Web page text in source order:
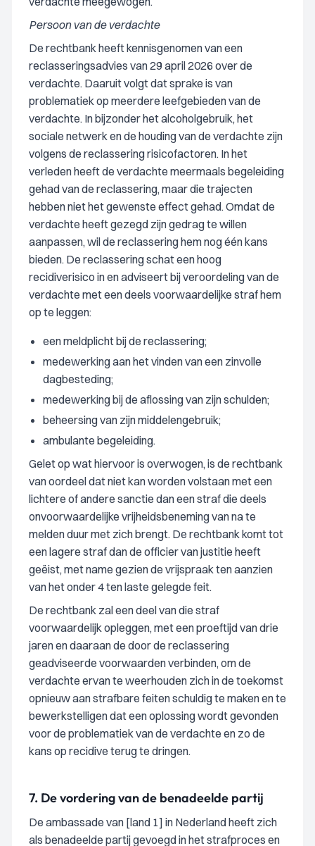
Persoon van de verdachte
De rechtbank heeft kennisgenomen van een
reclasseringsadvies van 29 april 2026 over de
verdachte. Daaruit volgt dat sprake is van
problematiek op meerdere leefgebieden van de
verdachte. In bijzonder het alcoholgebruik, het
sociale netwerk en de houding van de verdachte zijn
volgens de reclassering risicofactoren. In het
verleden heeft de verdachte meermaals begeleiding
gehad van de reclassering, maar die trajecten
hebben niet het gewenste effect gehad. Omdat de
verdachte heeft gezegd zijn gedrag te willen
aanpassen, wil de reclassering hem nog één kans
bieden. De reclassering schat een hoog
recidiverisico in en adviseert bij veroordeling van de
verdachte met een deels voorwaardelijke straf hem
op te leggen:
een meldplicht bij de reclassering;
medewerking aan het vinden van een zinvolle
dagbesteding;
medewerking bij de aflossing van zijn schulden;
beheersing van zijn middelengebruik;
ambulante begeleiding.
Gelet op wat hiervoor is overwogen, is de rechtbank
van oordeel dat niet kan worden volstaan met een
lichtere of andere sanctie dan een straf die deels
onvoorwaardelijke vrijheidsbeneming van na te
melden duur met zich brengt. De rechtbank komt tot
een lagere straf dan de officier van justitie heeft
geëist, met name gezien de vrijspraak ten aanzien
van het onder 4 ten laste gelegde feit.
De rechtbank zal een deel van die straf
voorwaardelijk opleggen, met een proeftijd van drie
jaren en daaraan de door de reclassering
geadviseerde voorwaarden verbinden, om de
verdachte ervan te weerhouden zich in de toekomst
opnieuw aan strafbare feiten schuldig te maken en te
bewerkstelligen dat een oplossing wordt gevonden
voor de problematiek van de verdachte en zo de
kans op recidive terug te dringen.
7. De vordering van de benadeelde partij
De ambassade van [land 1] in Nederland heeft zich
als benadeelde partij gevoegd in het strafproces en